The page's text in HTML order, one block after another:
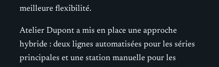
meilleure flexibilité.
Atelier Dupont a mis en place une approche
hybride : deux lignes automatisées pour les séries
principales et une station manuelle pour les